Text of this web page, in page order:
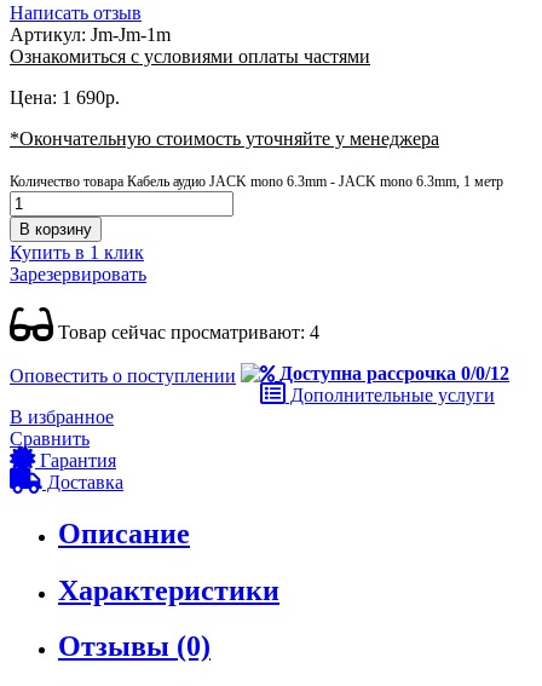
Написать отзыв
Артикул: Jm-Jm-1m
Ознакомиться с условиями оплаты частями
Цена: 1 690р.
*Окончательную стоимость уточняйте у менеджера
Количество товара Кабель аудио JACK mono 6.3mm - JACK mono 6.3mm, 1 метр
В корзину
Купить в 1 клик
Зарезервировать
Товар сейчас просматривают: 4
Оповестить о поступлении
Доступна рассрочка 0/0/12
Дополнительные услуги
В избранное
Сравнить
Гарантия
Доставка
Описание
Характеристики
Отзывы (0)